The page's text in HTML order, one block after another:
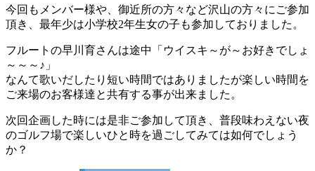
今回もメンバー様や、御近所の方々など沢山の方々にご参加
頂き、最年少は小学校2年生女の子も参加しておりました。
フルートの早川育さんは途中「ウイスキ～が～お好きでしょ
～～～♪」
なんて歌いだしたり短い時間ではありましたが楽しい時間を
ご来場のお客様達と共有する事が出来ました。
次回企画した時には是非ご参加して頂き、普段味わえない夜
のゴルフ場で楽しいひと時を過ごしてみては如何でしょう
か？